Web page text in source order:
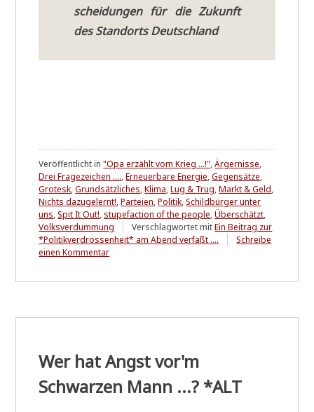
schei­dun­gen für die Zukunft
des Stand­orts Deutsch­land
Veröffentlicht in"Opa erzählt vom Krieg ...!",Ärgernisse,
Drei Fragezeichen ....,Erneuerbare Energie,Gegensätze,
Grotesk,Grundsätzliches,Klima,Lug & Trug,Markt & Geld,
Nichts dazugelernt!,Parteien,Politik,Schildbürger unter
uns,Spit It Out!, stupefaction of the people,Überschätzt,
Volksverdummung
Verschlagwortet mitEin Beitrag zur
*Politikverdrossenheit* am Abend verfaßt ....
Schreibe
einen Kommentarzu
Klimaneutralität
hat
die
Minister
Wer hat Angst vor'm
Schwarzen Mann ...? *ALT